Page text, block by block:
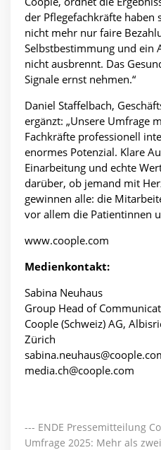
der Pflegefachkräfte haben
nicht mehr nur faire
Selbstbestimmung und ein
nicht ausbrennt. Das
Signale ernst nehmen.“
Daniel Staffelbach,
ergänzt: „Unsere Umfrage
Fachkräfte professionell
enormes Potenzial. Klare
Einarbeitung und echte
darüber, ob jemand mit
gewinnen alle: die
vor allem die Patientinnen
www.coople.com
Medienkontakt:
Sabina Neuhaus
Group Head of
Coople (Schweiz) AG,
Zürich
media.ch@coople.com
--- ENDE Pressemitteilung
Umfrage 2025: Mehr als